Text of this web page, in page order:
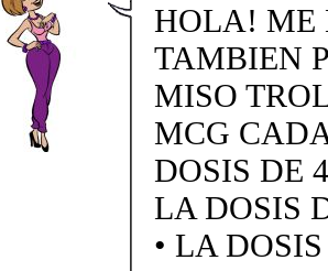
HOLA! ME
TAMBIEN
MISO
MCG
DOSIS DE
LA DOSIS
• LA